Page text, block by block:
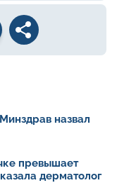
назвал
превышает
дерматолог